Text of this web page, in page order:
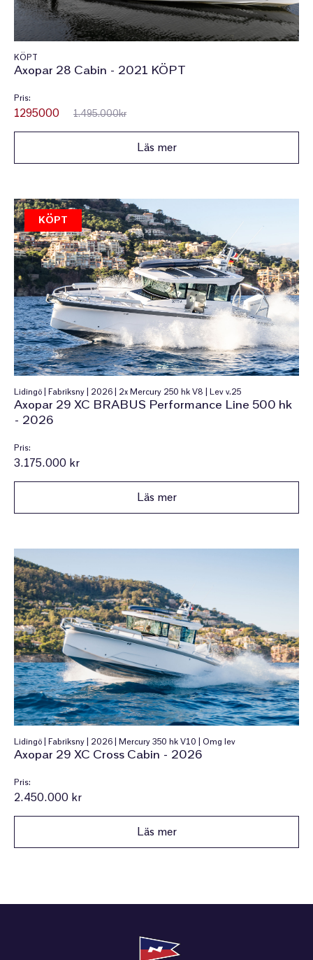
KÖPT
Axopar 28 Cabin - 2021 KÖPT
Pris:
1295000 1.495.000kr
Läs mer
KÖPT
Lidingö | Fabriksny | 2026 | 2x Mercury 250 hk V8 | Lev v.25
Axopar 29 XC BRABUS Performance Line 500 hk
- 2026
Pris:
3.175.000 kr
Läs mer
Lidingö | Fabriksny | 2026 | Mercury 350 hk V10 | Omg lev
Axopar 29 XC Cross Cabin - 2026
Pris:
2.450.000 kr
Läs mer